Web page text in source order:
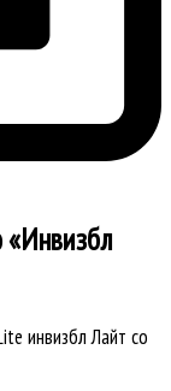
инвизбл Лайт со